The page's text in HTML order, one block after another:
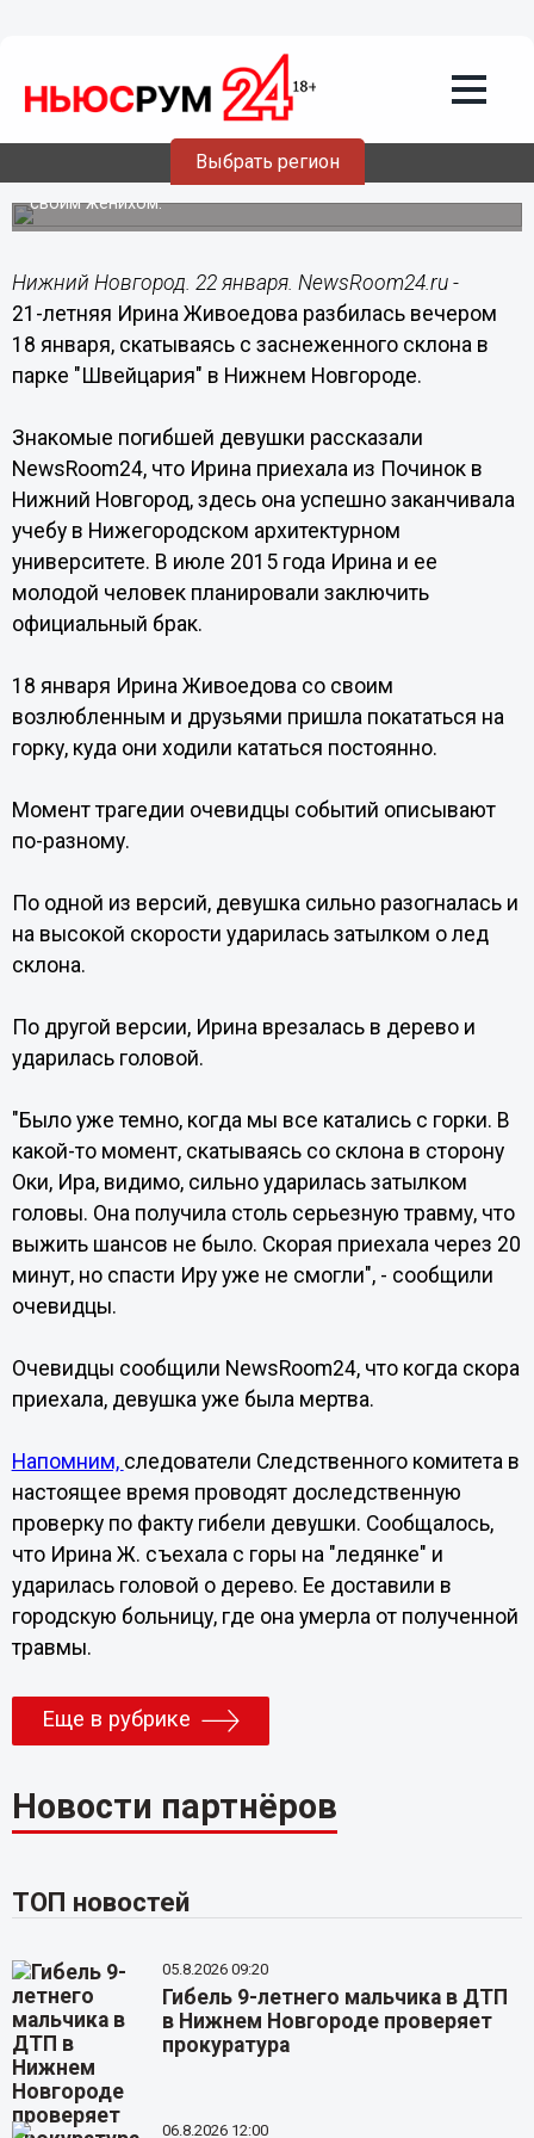
Выбрать регион
Погибшая в Нижнем Новгороде на
горке 21-летняя Ирина Живоедова не
дожила несколько месяцев до своей
свадьбы
Девушка каталась на горке в парке "Швейцария" со
своим женихом.
Нижний Новгород. 22 января. NewsRoom24.ru -
21-летняя Ирина Живоедова разбилась вечером
18 января, скатываясь с заснеженного склона в
парке "Швейцария" в Нижнем Новгороде.
Знакомые погибшей девушки рассказали
NewsRoom24, что Ирина приехала из Починок в
Нижний Новгород, здесь она успешно заканчивала
учебу в Нижегородском архитектурном
университете. В июле 2015 года Ирина и ее
молодой человек планировали заключить
официальный брак.
18 января Ирина Живоедова со своим
возлюбленным и друзьями пришла покататься на
горку, куда они ходили кататься постоянно.
Момент трагедии очевидцы событий описывают
по-разному.
По одной из версий, девушка сильно разогналась и
на высокой скорости ударилась затылком о лед
склона.
По другой версии, Ирина врезалась в дерево и
ударилась головой.
"Было уже темно, когда мы все катались с горки. В
какой-то момент, скатываясь со склона в сторону
Оки, Ира, видимо, сильно ударилась затылком
головы. Она получила столь серьезную травму, что
выжить шансов не было. Скорая приехала через 20
минут, но спасти Иру уже не смогли", - сообщили
очевидцы.
Очевидцы сообщили NewsRoom24, что когда скора
приехала, девушка уже была мертва.
Напомним, следователи Следственного комитета в
настоящее время проводят доследственную
проверку по факту гибели девушки. Сообщалось,
что Ирина Ж. съехала с горы на "ледянке" и
ударилась головой о дерево. Ее доставили в
городскую больницу, где она умерла от полученной
травмы.
Еще в рубрике
Новости партнёров
ТОП новостей
05.8.2026 09:20
Гибель 9-летнего мальчика в ДТП
в Нижнем Новгороде проверяет
прокуратура
06.8.2026 12:00